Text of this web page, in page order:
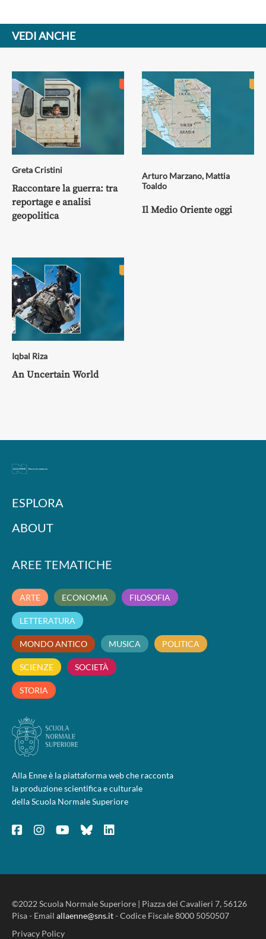
VEDI ANCHE
Greta Cristini
Raccontare la guerra: tra
reportage e analisi
geopolitica
Arturo Marzano, Mattia
Toaldo
Il Medio Oriente oggi
Iqbal Riza
An Uncertain World
ESPLORA
ABOUT
AREE TEMATICHE
ARTE ECONOMIA FILOSOFIA
LETTERATURA
MONDO ANTICO MUSICA POLITICA
SCIENZE SOCIETÀ
STORIA
Alla Enne è la piattaforma web che racconta
la produzione scientifica e culturale
della Scuola Normale Superiore
©2022 Scuola Normale Superiore | Piazza dei Cavalieri 7, 56126
Pisa - Email allaenne@sns.it- Codice Fiscale 8000 5050507
Privacy Policy